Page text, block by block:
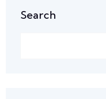
Search